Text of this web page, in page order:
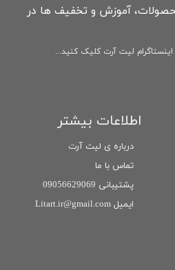
اطلاعات بیشتر
درباره ی لیت آرت
تماس با ما
پشتیبانی 09056629069
ایمیل Litart.ir@gmail.com
آموزش و تخفیف ها در
لیت آرت کلیک کنید...